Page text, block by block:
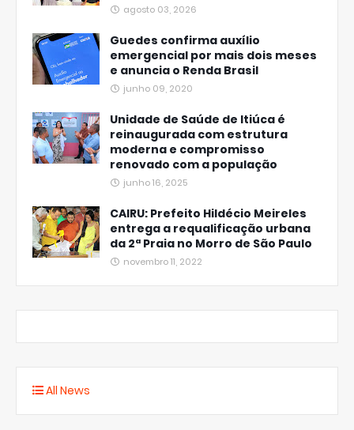
agosto 03, 2026
Guedes confirma auxílio
emergencial por mais dois meses
e anuncia o Renda Brasil
junho 09, 2020
Unidade de Saúde de Itiúca é
reinaugurada com estrutura
moderna e compromisso
renovado com a população
junho 16, 2025
CAIRU: Prefeito Hildécio Meireles
entrega a requalificação urbana
da 2ª Praia no Morro de São Paulo
novembro 11, 2022
All News